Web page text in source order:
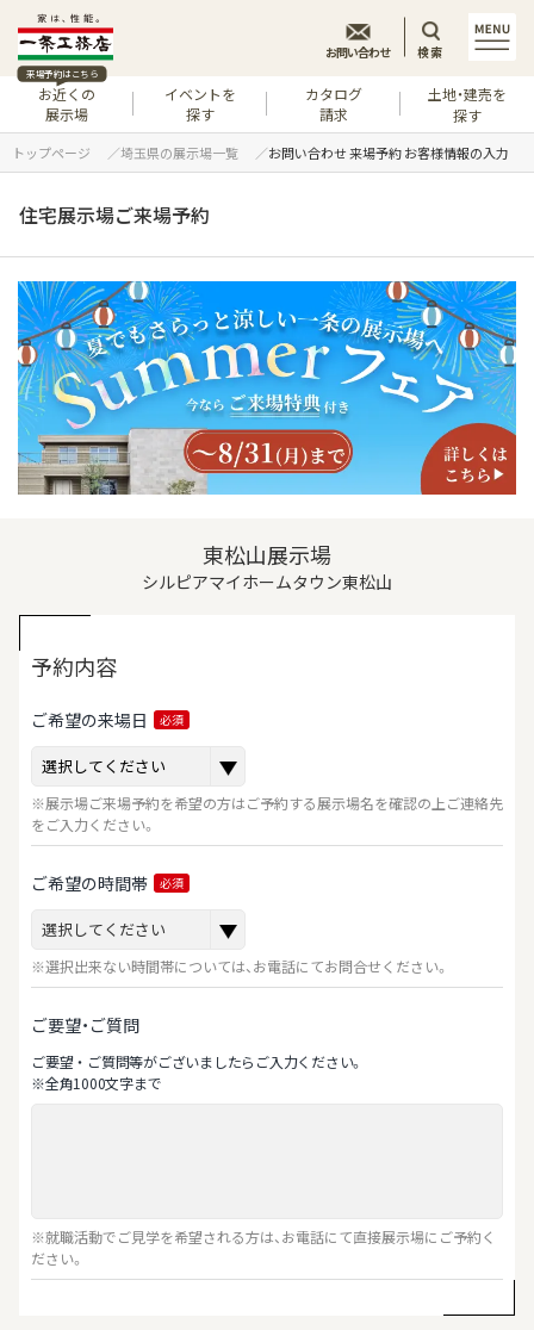
来場予約はこちら
お近くの
展示場
イベントを
探す
カタログ
請求
土地・建売を
探す
お問い合わせ 検索
トップページ 埼玉県の展示場一覧 お問い合わせ 来場予約 お客様情報の入力
住宅展示場ご来場予約
東松山展示場
シルピアマイホームタウン東松山
予約内容
ご希望の来場日 必須
※展示場ご来場予約を希望の方はご予約する展示場名を確認の上ご連絡先
をご入力ください。
ご希望の時間帯 必須
※選択出来ない時間帯については、お電話にてお問合せください。
ご要望・ご質問
ご要望‧ご質問等がございましたらご⼊⼒ください。
※全⾓1000⽂字まで
※就職活動でご見学を希望される方は、お電話にて直接展示場にご予約く
ださい。